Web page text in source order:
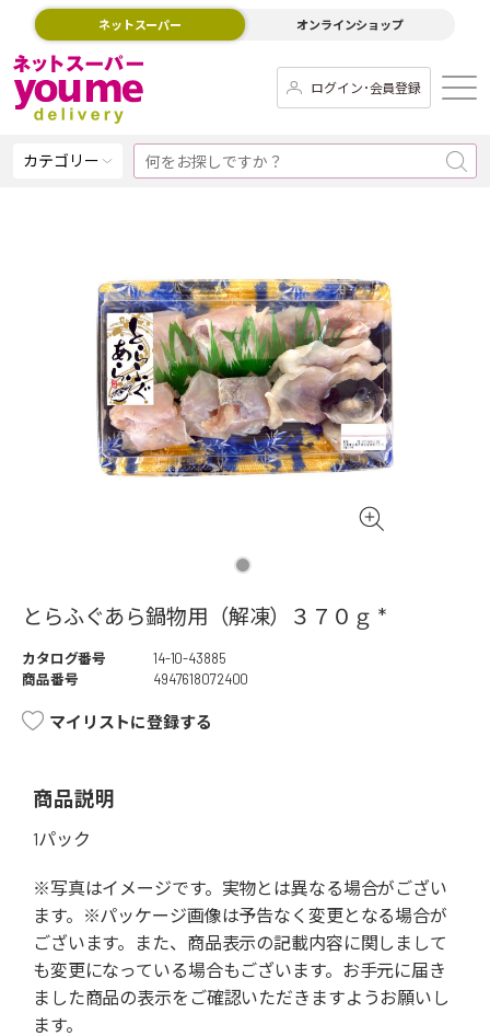
ネットスーパー オンラインショップ
ログイン･会員登録
カテゴリー
とらふぐあら鍋物用（解凍）３７０ｇ *
カタログ番号
14-10-43885
商品番号
4947618072400
マイリストに登録する
商品説明
1パック
※写真はイメージです。実物とは異なる場合がござい
ます。※パッケージ画像は予告なく変更となる場合が
ございます。また、商品表示の記載内容に関しまして
も変更になっている場合もございます。お手元に届き
ました商品の表示をご確認いただきますようお願いし
ます。